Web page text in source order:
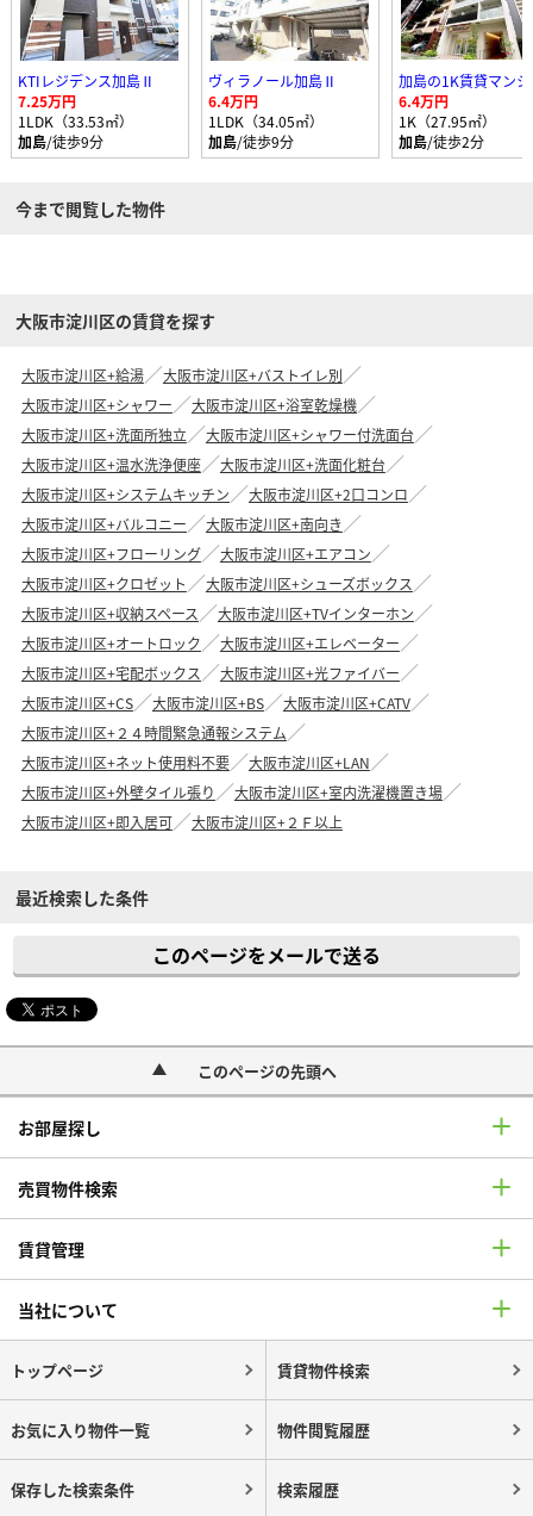
KTIレジデンス加島Ⅱ
7.25万円
1LDK（33.53㎡）
加島/徒歩9分
ヴィラノール加島Ⅱ
6.4万円
1LDK（34.05㎡）
加島/徒歩9分
加島の1K賃貸マン
6.4万円
1K（27.95㎡）
加島/徒歩2分
今まで閲覧した物件
大阪市淀川区の賃貸を探す
大阪市淀川区+給湯
大阪市淀川区+バストイレ別
大阪市淀川区+シャワー
大阪市淀川区+浴室乾燥機
大阪市淀川区+洗面所独立
大阪市淀川区+シャワー付洗面台
大阪市淀川区+温水洗浄便座
大阪市淀川区+洗面化粧台
大阪市淀川区+システムキッチン
大阪市淀川区+2口コンロ
大阪市淀川区+バルコニー
大阪市淀川区+南向き
大阪市淀川区+フローリング
大阪市淀川区+エアコン
大阪市淀川区+クロゼット
大阪市淀川区+シューズボックス
大阪市淀川区+収納スペース
大阪市淀川区+TVインターホン
大阪市淀川区+オートロック
大阪市淀川区+エレベーター
大阪市淀川区+宅配ボックス
大阪市淀川区+光ファイバー
大阪市淀川区+CS
大阪市淀川区+BS
大阪市淀川区+CATV
大阪市淀川区+２４時間緊急通報システム
大阪市淀川区+ネット使用料不要
大阪市淀川区+LAN
大阪市淀川区+外壁タイル張り
大阪市淀川区+室内洗濯機置き場
大阪市淀川区+即入居可
大阪市淀川区+２Ｆ以上
最近検索した条件
このページをメールで送る
このページの先頭へ
お部屋探し
売買物件検索
賃貸管理
当社について
トップページ 賃貸物件検索
お気に入り物件一覧 物件閲覧履歴
保存した検索条件 検索履歴